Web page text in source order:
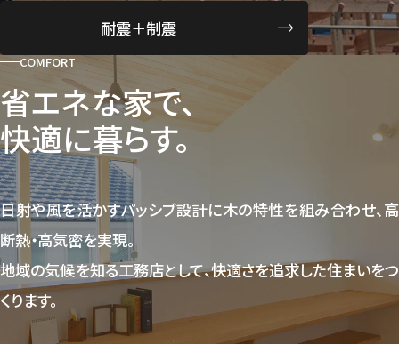
耐震＋制震
COMFORT
省エネな家で、
快適に暮らす。
日射や風を活かすパッシブ設計に木の特性を組み合わせ、高
断熱・高気密を実現。
地域の気候を知る工務店として、快適さを追求した住まいをつ
くります。